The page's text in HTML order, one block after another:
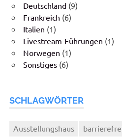
Deutschland (9)
Frankreich (6)
Italien (1)
Livestream-Führungen (1)
Norwegen (1)
Sonstiges (6)
SCHLAGWÖRTER
Ausstellungshaus